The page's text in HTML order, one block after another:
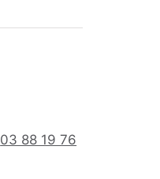
03 88 19 76